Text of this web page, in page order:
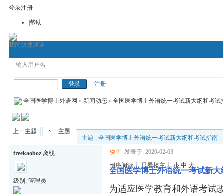
登录注册
|帮助
我的快捷通道
全国医学博士外语
注册
全国医学博士外语网 » 新闻动态» 全国医学博士外语统一考试新大纲和考试
上一主题
下一主题
主题 : 全国医学博士外语统一考试新大纲和考试指南
freekaoboz 离线
级别: 管理员
楼主 发表于: 2020-02-03
倒序阅读 ┊ 只看楼主 ┊ 小 中 大
全国医学博士外语统一考试新大
为适应医学教育和外语考试